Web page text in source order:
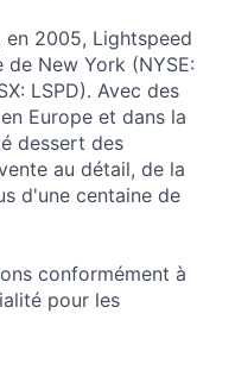
en 2005, Lightspeed
New York (NYSE:
LSPD). Avec des
Europe et dans la
dessert des
au détail, de la
d'une centaine de
conformément à
pour les